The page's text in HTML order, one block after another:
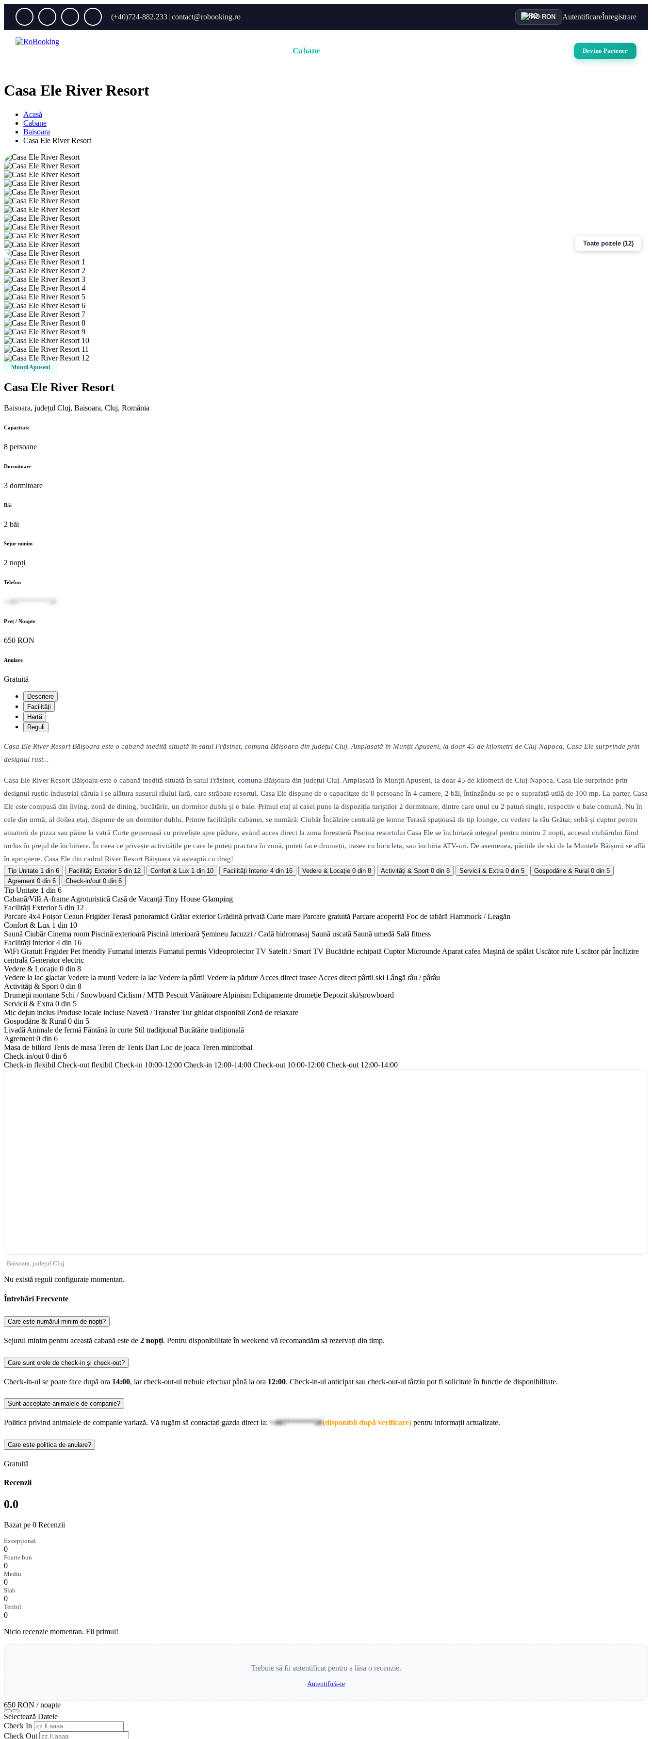
(+40)724-882.233 contact@robooking.ro RO· RON AutentificareÎnregistrare
Cabane Devino Partener
Casa Ele River Resort
Acasă
Cabane
Baisoara
Casa Ele River Resort
Toate pozele (12)
Munții Apuseni
Casa Ele River Resort
Baisoara, județul Cluj, Baisoara, Cluj, România
Capacitate
8 persoane
Dormitoare
3 dormitoare
Băi
2 băi
Sejur minim
2 nopți
Telefon
+407******58
Preț / Noapte
650 RON
Anulare
Gratuită
Descriere
Facilități
Hartă
Reguli
Casa Ele River Resort Băișoara este o cabană inedită situată în satul Frăsinet, comuna Băișoara din județul Cluj. Amplasată în Munții Apuseni, la doar 45 de kilometri de Cluj-Napoca, Casa Ele surprinde prin
designul rust...
Casa Ele River Resort Băișoara este o cabană inedită situată în satul Frăsinet, comuna Băișoara din județul Cluj. Amplasată în Munții Apuseni, la doar 45 de kilometri de Cluj-Napoca, Casa Ele surprinde prin
designul rustic-industrial căruia i se alătura susurul râului Iară, care străbate resortul. Casa Ele dispune de o capacitate de 8 persoane în 4 camere, 2 băi, întinzându-se pe o suprafață utilă de 100 mp. La parter, Casa
Ele este compusă din living, zonă de dining, bucătărie, un dormitor dublu și o baie. Primul etaj al casei pune la dispoziția turiștilor 2 dormitoare, dintre care unul cu 2 paturi single, respectiv o baie comună. Nu în
cele din urmă, al doilea etaj, dispune de un dormitor dublu. Printre facilitățile cabanei, se numără: Ciubăr Încălzire centrală pe lemne Terasă spațioasă de tip lounge, cu vedere la râu Grătar, sobă și cuptor pentru
amatorii de pizza sau pâine la vatră Curte generoasă cu priveliște spre pădure, având acces direct la zona forestieră Piscina resortului Casa Ele se închiriază integral pentru minim 2 nopți, accesul ciubărului fiind
inclus în prețul de închiriere. În ceea ce privește activitățile pe care le puteți practica în zonă, puteți face drumeții, trasee cu bicicleta, sau închiria ATV-uri. De asemenea, pârtiile de ski de la Muntele Băișorii se află
în apropiere. Casa Ele din cadrul River Resort Băișoara vă așteaptă cu drag!
Tip Unitate 1 din 6 Facilități Exterior 5 din 12 Confort & Lux 1 din 10 Facilități Interior 4 din 16 Vedere & Locație 0 din 8 Activități & Sport 0 din 8 Servicii & Extra 0 din 5 Gospodărie & Rural 0 din 5
Agrement 0 din 6 Check-in/out 0 din 6
Tip Unitate 1 din 6
Cabanã/Vilã A-frame Agroturisticã Casã de Vacanță Tiny House Glamping
Facilități Exterior 5 din 12
Parcare 4x4 Foișor Ceaun Frigider Terasă panoramică Grătar exterior Grădină privată Curte mare Parcare gratuită Parcare acoperită Foc de tabără Hammock / Leagăn
Confort & Lux 1 din 10
Saună Ciubăr Cinema room Piscină exterioară Piscină interioară Șemineu Jacuzzi / Cadă hidromasaj Saună uscată Saună umedă Sală fitness
Facilități Interior4 din 16
WiFi Gratuit Frigider Pet friendly Fumatul interzis Fumatul permis Videoproiector TV Satelit / Smart TV Bucătărie echipată Cuptor Microunde Aparat cafea Mașină de spălat Uscător rufe Uscător păr Încălzire
centrală Generator electric
Vedere & Locație 0 din 8
Vedere la lac glaciar Vedere la munți Vedere la lac Vedere la pârtii Vedere la pădure Acces direct trasee Acces direct pârtii ski Lângă râu / pârâu
Activități & Sport 0 din 8
Drumeții montane Schi / Snowboard Ciclism / MTB Pescuit Vânătoare Alpinism Echipamente drumeție Depozit ski/snowboard
Servicii & Extra 0 din 5
Mic dejun inclus Produse locale incluse Navetă / Transfer Tur ghidat disponibil Zonă de relaxare
Gospodărie & Rural 0 din 5
Livadă Animale de fermă Fântână în curte Stil tradițional Bucătărie tradițională
Agrement 0 din 6
Masa de biliard Tenis de masa Teren de Tenis Dart Loc de joaca Teren minifotbal
Check-in/out 0 din 6
Check-in flexibil Check-out flexibil Check-in 10:00-12:00 Check-in 12:00-14:00 Check-out 10:00-12:00 Check-out 12:00-14:00
Baisoara, județul Cluj
Nu există reguli configurate momentan.
Întrebări Frecvente
Care este numărul minim de nopți?
Sejurul minim pentru această cabană este de 2 nopți. Pentru disponibilitate în weekend vă recomandăm să rezervați din timp.
Care sunt orele de check-in și check-out?
Check-in-ul se poate face după ora 14:00, iar check-out-ul trebuie efectuat până la ora 12:00. Check-in-ul anticipat sau check-out-ul târziu pot fi solicitate în funcție de disponibilitate.
Sunt acceptate animalele de companie?
Politica privind animalele de companie variază. Vă rugăm să contactați gazda direct la: +407******58(disponibil după verificare) pentru informații actualizate.
Care este politica de anulare?
Gratuită
Recenzii
0.0
Bazat pe 0 Recenzii
Excepțional
0
Foarte bun
0
Mediu
0
Slab
0
Teribil
0
Nicio recenzie momentan. Fii primul!
Trebuie să fii autentificat pentru a lăsa o recenzie.
Autentifică-te
650 RON / noapte
Selectează Datele
Check In
Check Out